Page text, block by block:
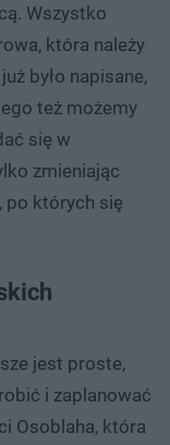
Wszystko
która należy
było napisane,
też możemy
się w
zmieniając
po których się
jest proste,
i zaplanować
Osoblaha, która